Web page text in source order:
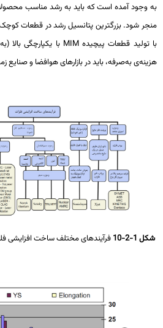
وجود آمده است که باید به رشد مناسب محصولات
شود. بزرگترین پتانسیل رشد در قطعات کوچک
تولید قطعات پیچیدهMIMبا یکپارچگی بالا
به‌صرفه، باید در بازارهای هوافضا و صنایع
1-2-10 فرآیندهای مختلف ساخت افزایشی فلزات که